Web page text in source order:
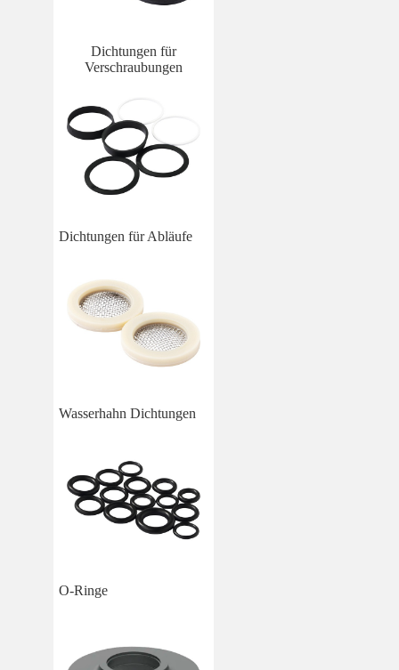
Dichtungen für
Verschraubungen
Dichtungen für Abläufe
Wasserhahn Dichtungen
O-Ringe